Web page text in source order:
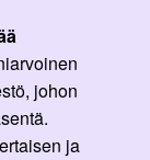
johon
ja